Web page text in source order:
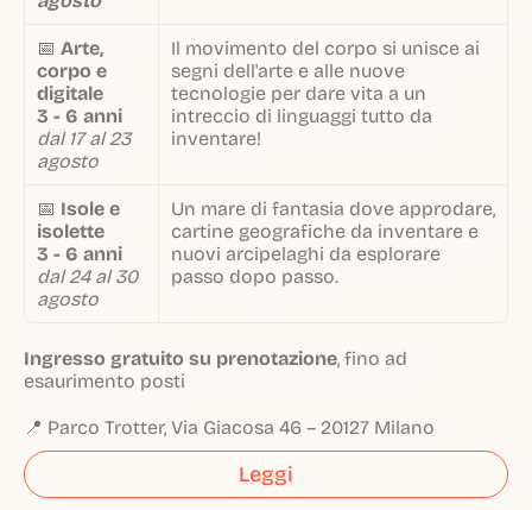
📅 Arte,
corpo e
digitale
3 - 6 anni
dal 17 al 23
agosto
Il movimento del corpo si unisce ai
segni dell'arte e alle nuove
tecnologie per dare vita a un
intreccio di linguaggi tutto da
inventare!
📅 Isole e
isolette
3 - 6 anni
dal 24 al 30
agosto
Un mare di fantasia dove approdare,
cartine geografiche da inventare e
nuovi arcipelaghi da esplorare
passo dopo passo.
Ingresso gratuito su prenotazione, fino ad
esaurimento posti
📍 Parco Trotter, Via Giacosa 46 – 20127 Milano
Leggi